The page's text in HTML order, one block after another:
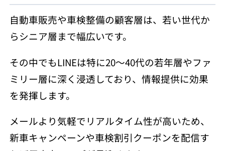
自動車販売や車検整備の顧客層は、若い世代か
らシニア層まで幅広いです。
その中でもLINEは特に20〜40代の若年層やファ
ミリー層に深く浸透しており、情報提供に効果
を発揮します。
メールより気軽でリアルタイム性が高いため、
新車キャンペーンや車検割引クーポンを配信す